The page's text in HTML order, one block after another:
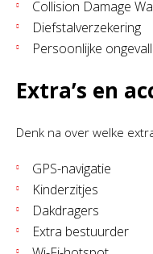
Collision Damage
Diefstalverzekering
Persoonlijke
Extra’s en
Denk na over welke
GPS-navigatie
Kinderzitjes
Dakdragers
Extra bestuurder